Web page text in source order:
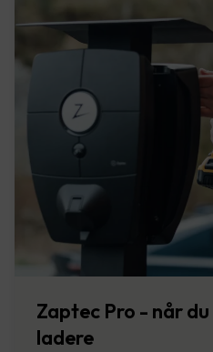
Zaptec Pro - når
ladere